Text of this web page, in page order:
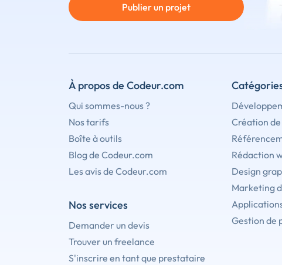
Publier un projet
À propos de Codeur.com
Qui sommes-nous ?
Nos tarifs
Boîte à outils
Blog de Codeur.com
Les avis de Codeur.com
Nos services
Demander un devis
Trouver un freelance
S'inscrire en tant que prestataire
Création
Rédaction
Design
Marketing
Gestion de